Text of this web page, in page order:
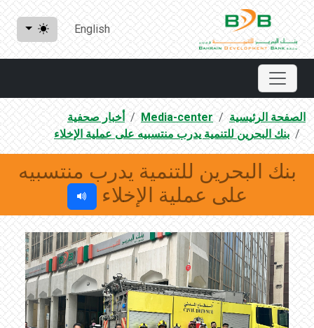
English
الصفحة الرئيسية Media-center
أخبار صحفية
بنك البحرين للتنمية يدرب منتسبيه على عملية الإخلاء
بنك البحرين للتنمية يدرب منتسبيه
على عملية الإخلاء